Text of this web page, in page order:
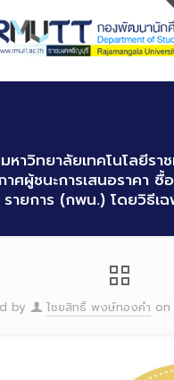
หาวิทยาลัยเทคโนโลยีร
าศผู้ชนะการเสนอราคา
รายการ (กพน.) โดยวิธีเฉ
by ไชยสิทธิ์ พงษ์ทองคำ on